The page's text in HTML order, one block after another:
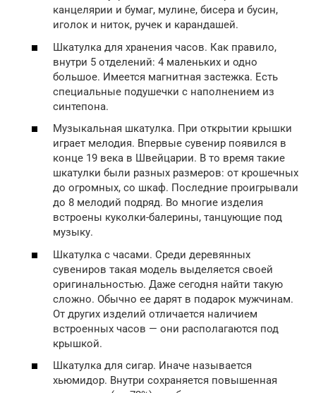
канцелярии и бумаг, мулине, бисера и бусин,
иголок и ниток, ручек и карандашей.
Шкатулка для хранения часов. Как правило,
внутри 5 отделений: 4 маленьких и одно
большое. Имеется магнитная застежка. Есть
специальные подушечки с наполнением из
синтепона.
Музыкальная шкатулка. При открытии крышки
играет мелодия. Впервые сувенир появился в
конце 19 века в Швейцарии. В то время такие
шкатулки были разных размеров: от крошечных
до огромных, со шкаф. Последние проигрывали
до 8 мелодий подряд. Во многие изделия
встроены куколки-балерины, танцующие под
музыку.
Шкатулка с часами. Среди деревянных
сувениров такая модель выделяется своей
оригинальностью. Даже сегодня найти такую
сложно. Обычно ее дарят в подарок мужчинам.
От других изделий отличается наличием
встроенных часов — они располагаются под
крышкой.
Шкатулка для сигар. Иначе называется
хьюмидор. Внутри сохраняется повышенная